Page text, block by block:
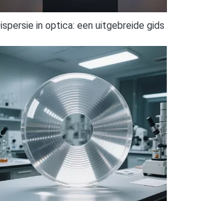
in optica: een uitgebreide gids